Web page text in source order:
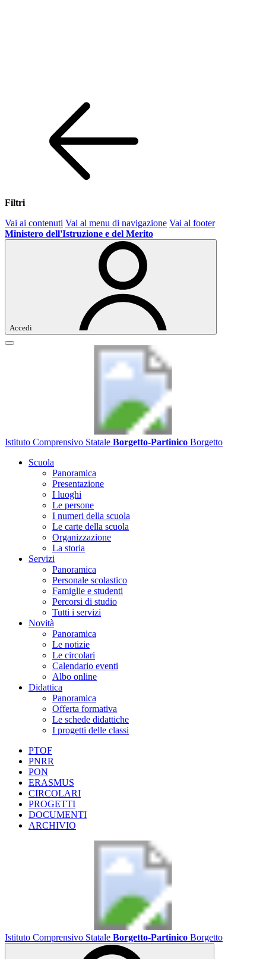
Filtri
Vai ai contenuti Vai al menu di navigazione Vai al footer
Ministero dell'Istruzione e del Merito
Accedi
Istituto Comprensivo Statale Borgetto-Partinico Borgetto
Scuola
Panoramica
Presentazione
I luoghi
Le persone
I numeri della scuola
Le carte della scuola
Organizzazione
La storia
Servizi
Panoramica
Personale scolastico
Famiglie e studenti
Percorsi di studio
Tutti i servizi
Novità
Panoramica
Le notizie
Le circolari
Calendario eventi
Albo online
Didattica
Panoramica
Offerta formativa
Le schede didattiche
I progetti delle classi
PTOF
PNRR
PON
ERASMUS
CIRCOLARI
PROGETTI
DOCUMENTI
ARCHIVIO
Istituto Comprensivo Statale Borgetto-Partinico Borgetto